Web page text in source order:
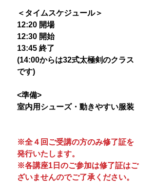
＜タイムスケジュール＞
12:20 開場
12:30 開始
13:45 終了
(14:00からは32式太極剣のクラス
です)
<準備>
室内用シューズ・動きやすい服装
※全４回ご受講の方のみ修了証を
発行いたします。
※各講座1日のご参加は修了証はご
ざいませんのでご了承ください。